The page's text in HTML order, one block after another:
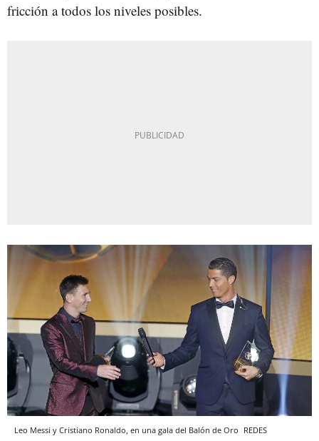
fricción a todos los niveles posibles.
Leo Messi y Cristiano Ronaldo, en una gala del Balón de Oro REDES